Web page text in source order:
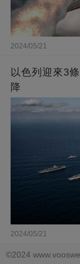
2024/05/21
以色列迎來3
降
2024/05/21
©2024